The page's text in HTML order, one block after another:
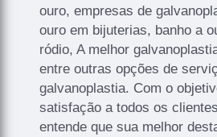
ouro, empresas de
ouro em bijuterias, banho a
ródio, A melhor
entre outras opções de
galvanoplastia. Com o
satisfação a todos os
entende que sua melhor